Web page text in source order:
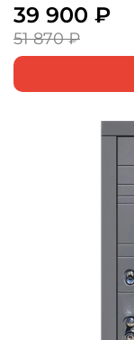
39 900 ₽
51 870 ₽